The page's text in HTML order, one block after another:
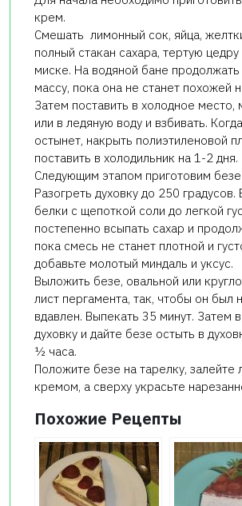
крем.
Смешать лимонный сок, яйца,
полный стакан сахара, тертую цедру
миске. На водяной бане продолжать
массу, пока она не станет похожей
Затем поставить в холодное
или в ледяную воду и взбивать.
остынет, накрыть полиэтиленовой
поставить в холодильник на 1-2 дня.
Следующим этапом приготовим безе.
Разогреть духовку до 250 градусов.
белки с щепоткой соли до легкой
постепенно всыпать сахар и
пока смесь не станет плотной и
добавьте молотый миндаль и уксус.
Выложить безе, овальной или
лист пергамента, так, чтобы он был
вдавлен. Выпекать 35 минут. Затем
духовку и дайте безе остыть в
½ часа.
Положите безе на тарелку, залейте
кремом, а сверху украсьте
Похожие Рецепты